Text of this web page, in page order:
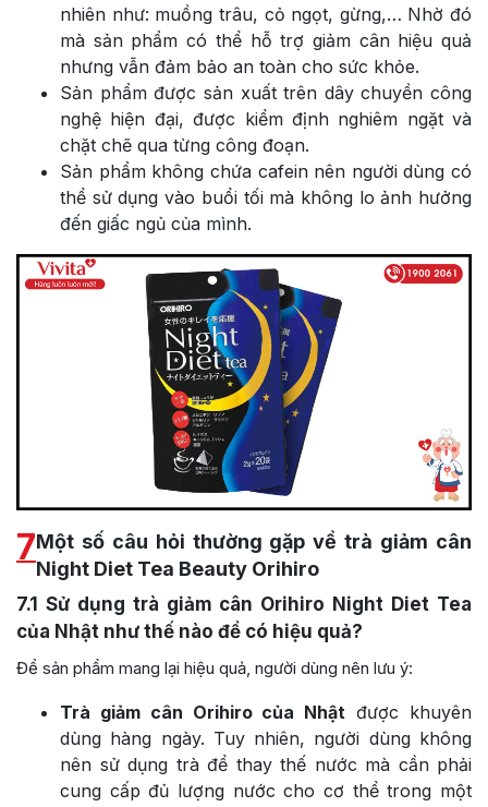
nhiên như: muồng trâu, cỏ ngọt, gừng,… Nhờ đó
mà sản phẩm có thể hỗ trợ giảm cân hiệu quả
nhưng vẫn đảm bảo an toàn cho sức khỏe.
Sản phẩm được sản xuất trên dây chuyền công
nghệ hiện đại, được kiểm định nghiêm ngặt và
chặt chẽ qua từng công đoạn.
Sản phẩm không chứa cafein nên người dùng có
thể sử dụng vào buổi tối mà không lo ảnh hưởng
đến giấc ngủ của mình.
7Một số câu hỏi thường gặp về trà giảm cân
Night Diet Tea Beauty Orihiro
7.1 Sử dụng trà giảm cân Orihiro Night Diet Tea
của Nhật như thế nào để có hiệu quả?
Để sản phẩm mang lại hiệu quả, người dùng nên lưu ý:
Trà giảm cân Orihiro của Nhật được khuyên
dùng hàng ngày. Tuy nhiên, người dùng không
nên sử dụng trà để thay thế nước mà cần phải
cung cấp đủ lượng nước cho cơ thể trong một